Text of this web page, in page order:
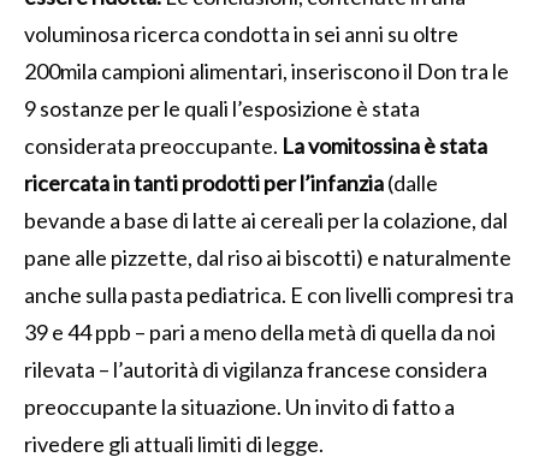
voluminosa ricerca condotta in sei anni su oltre
200mila campioni alimentari, inseriscono il Don tra le
9 sostanze per le quali l’esposizione è stata
considerata preoccupante. La vomitossina è stata
ricercata in tanti prodotti per l’infanzia(dalle
bevande a base di latte ai cereali per la colazione, dal
pane alle pizzette, dal riso ai biscotti) e naturalmente
anche sulla pasta pediatrica. E con livelli compresi tra
39 e 44 ppb – pari a meno della metà di quella da noi
rilevata – l’autorità di vigilanza francese considera
preoccupante la situazione. Un invito di fatto a
rivedere gli attuali limiti di legge.